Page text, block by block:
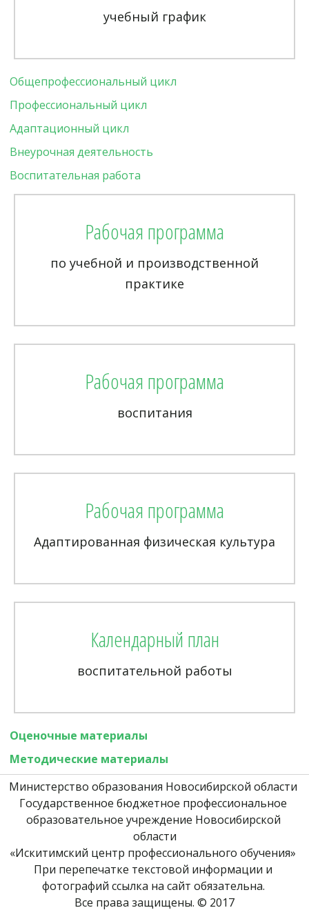
учебный график
Общепрофессиональный цикл
Профессиональный цикл
Адаптационный цикл
Внеурочная деятельность
Воспитательная работа
Рабочая программа
по учебной и производственной
практике
Рабочая программа
воспитания
Рабочая программа
Адаптированная физическая культура
Календарный план
воспитательной работы
Оценочные материалы
Методические материалы
Министерство образования Новосибирской области
Государственное бюджетное профессиональное
образовательное учреждение Новосибирской
области
«Искитимский центр профессионального обучения»
При перепечатке текстовой информации и
фотографий ссылка на сайт обязательна.
Все права защищены. © 2017